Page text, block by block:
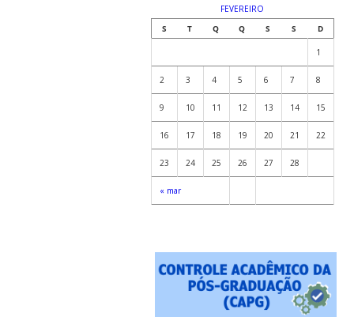
FEVEREIRO
S
T Q Q S S D
« mar
1
2 3 4 5 6 7 8
9 10 11 12 13 14 15
16 17 18 19 20 21 22
23 24 25 26 27 28